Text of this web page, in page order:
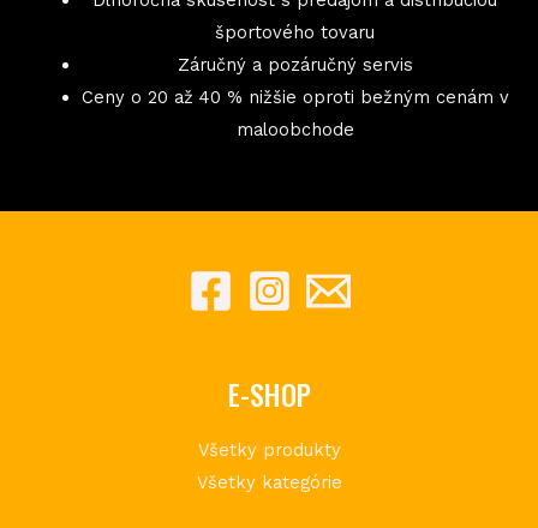
športového tovaru
Záručný a pozáručný servis
Ceny o 20 až 40 % nižšie oproti bežným cenám v
maloobchode
E-SHOP
Všetky produkty
Všetky kategórie